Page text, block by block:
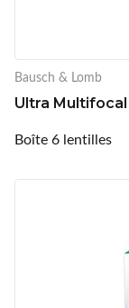
Bausch & Lomb
Ultra Multifocal
Boîte 6 lentilles